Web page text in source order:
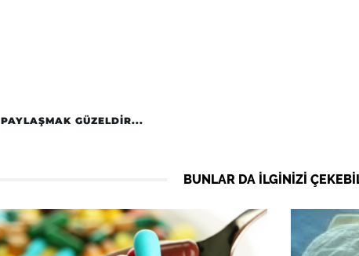
PAYLAŞMAK GÜZELDIR...
BUNLAR DA ILGINIZI